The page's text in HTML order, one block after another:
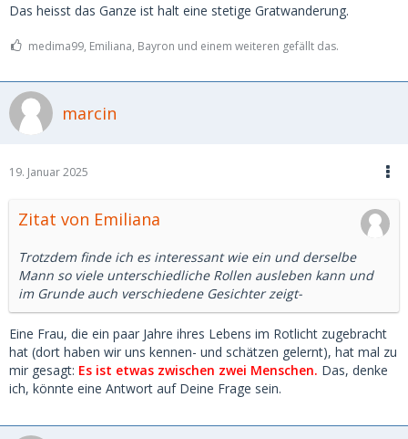
Das heisst das Ganze ist halt eine stetige Gratwanderung.
medima99, Emiliana, Bayron und einem weiteren gefällt das.
marcin
19. Januar 2025
Zitat von Emiliana
Trotzdem finde ich es interessant wie ein und derselbe
Mann so viele unterschiedliche Rollen ausleben kann und
im Grunde auch verschiedene Gesichter zeigt-
Eine Frau, die ein paar Jahre ihres Lebens im Rotlicht zugebracht
hat (dort haben wir uns kennen- und schätzen gelernt), hat mal zu
mir gesagt: Es ist etwas zwischen zwei Menschen. Das, denke
ich, könnte eine Antwort auf Deine Frage sein.